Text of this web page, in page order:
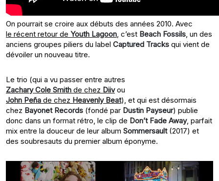
On pourrait se croire aux débuts des années 2010. Avec
le récent retour de Youth Lagoon, c’est Beach Fossils, un des
anciens groupes piliers du label Captured Tracks qui vient de
dévoiler un nouveau titre.
Le trio (qui a vu passer entre autres
Zachary Cole Smith de chez Diivou
John Peña de chez Heavenly Beat), et qui est désormais
chez Bayonet Records (fondé par Dustin Payseur) publie
donc dans un format rétro, le clip de Don’t Fade Away, parfait
mix entre la douceur de leur album Sommersault(2017) et
des soubresauts du premier album éponyme.